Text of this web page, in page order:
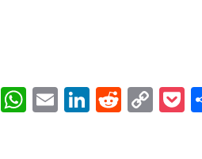
TwitterWhatsApp
EmailLinkedIn
Reddit